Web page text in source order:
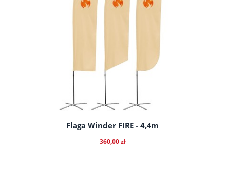
Flaga Winder FIRE - 4,4m
360,00 zł